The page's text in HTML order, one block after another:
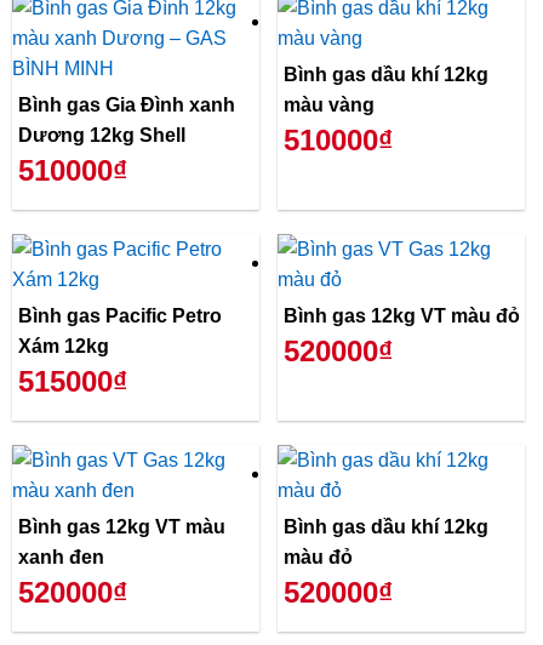
Bình gas Gia Đình xanh
Dương 12kg Shell
510000₫
Bình gas dầu khí 12kg
màu vàng
510000₫
Bình gas Pacific Petro
Xám 12kg
515000₫
Bình gas 12kg VT màu đỏ
520000₫
Bình gas 12kg VT màu
xanh đen
520000₫
Bình gas dầu khí 12kg
màu đỏ
520000₫